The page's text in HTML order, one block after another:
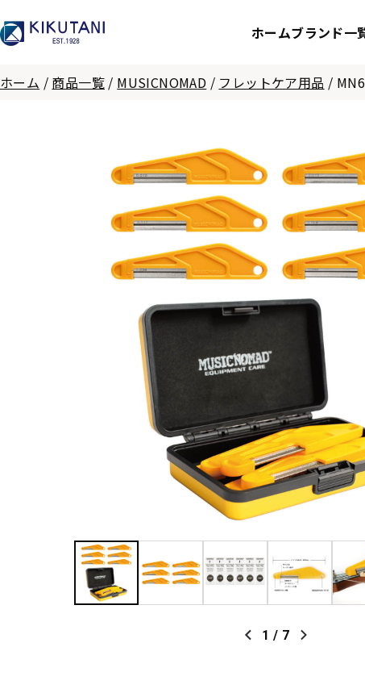
ホームブランド一
ホーム / 商品一覧 / MUSICNOMAD / フレットケア用品 /
1 / 7